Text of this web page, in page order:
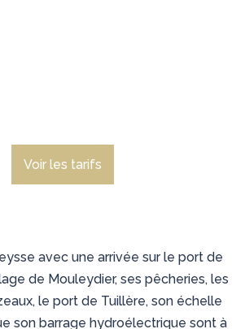
Voir les tarifs
avec une arrivée sur le port de
de Mouleydier, ses pêcheries, les
le port de Tuillère, son échelle
son barrage hydroélectrique sont à